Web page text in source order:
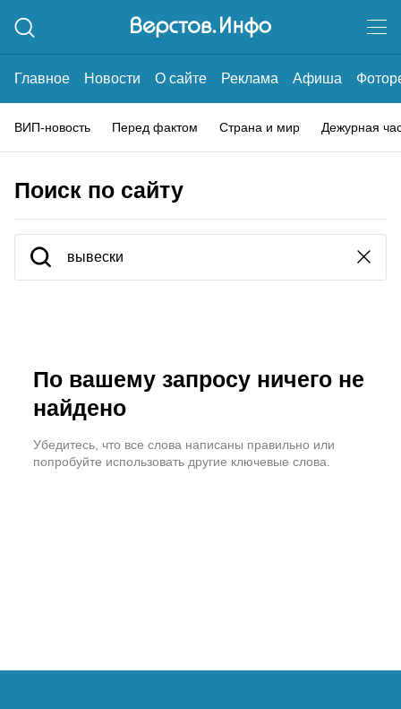
Главное Новости О сайте Реклама Афиша
ВИП-новость Перед фактом Страна и мир Дежурная
Поиск по сайту
По вашему запросу ничего не
найдено
Убедитесь, что все слова написаны правильно или
попробуйте использовать другие ключевые слова.